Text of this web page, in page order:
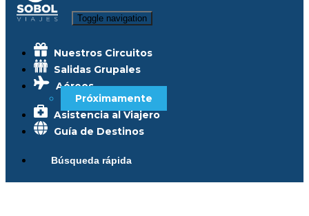
Toggle navigation
Nuestros Circuitos
Salidas Grupales
Aéreos
Próximamente
Asistencia al Viajero
Guía de Destinos
Búsqueda rápida